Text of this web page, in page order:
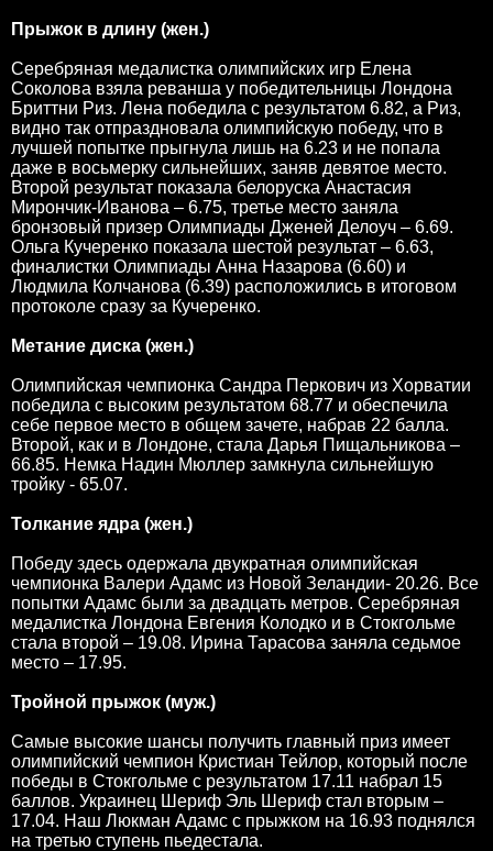
Прыжок в длину (жен.)
Серебряная медалистка олимпийских игр Елена
Соколова взяла реванша у победительницы Лондона
Бриттни Риз. Лена победила с результатом 6.82, а Риз,
видно так отпраздновала олимпийскую победу, что в
лучшей попытке прыгнула лишь на 6.23 и не попала
даже в восьмерку сильнейших, заняв девятое место.
Второй результат показала белоруска Анастасия
Мирончик-Иванова – 6.75, третье место заняла
бронзовый призер Олимпиады Дженей Делоуч – 6.69.
Ольга Кучеренко показала шестой результат – 6.63,
финалистки Олимпиады Анна Назарова (6.60) и
Людмила Колчанова (6.39) расположились в итоговом
протоколе сразу за Кучеренко.
Метание диска (жен.)
Олимпийская чемпионка Сандра Перкович из Хорватии
победила с высоким результатом 68.77 и обеспечила
себе первое место в общем зачете, набрав 22 балла.
Второй, как и в Лондоне, стала Дарья Пищальникова –
66.85. Немка Надин Мюллер замкнула сильнейшую
тройку - 65.07.
Толкание ядра (жен.)
Победу здесь одержала двукратная олимпийская
чемпионка Валери Адамс из Новой Зеландии- 20.26. Все
попытки Адамс были за двадцать метров. Серебряная
медалистка Лондона Евгения Колодко и в Стокгольме
стала второй – 19.08. Ирина Тарасова заняла седьмое
место – 17.95.
Тройной прыжок (муж.)
Самые высокие шансы получить главный приз имеет
олимпийский чемпион Кристиан Тейлор, который после
победы в Стокгольме с результатом 17.11 набрал 15
баллов. Украинец Шериф Эль Шериф стал вторым –
17.04. Наш Люкман Адамс с прыжком на 16.93 поднялся
на третью ступень пьедестала.